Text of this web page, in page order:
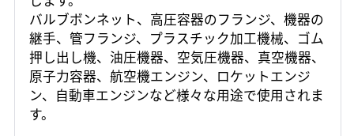
バルブボンネット、高圧容器のフランジ、機器の
継手、管フランジ、プラスチック加工機械、ゴム
押し出し機、油圧機器、空気圧機器、真空機器、
原子力容器、航空機エンジン、ロケットエンジ
ン、自動車エンジンなど様々な用途で使用されま
す。